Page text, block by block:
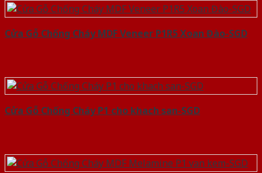
Cửa Gỗ Chống Cháy MDF Veneer P1R5 Xoan Đào-SGD
Cửa Gỗ Chống Cháy P1 cho khach san-SGD